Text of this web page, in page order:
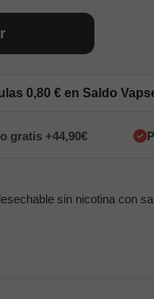
0,80 € en Saldo
gratis +44,90€
sin nicotina con